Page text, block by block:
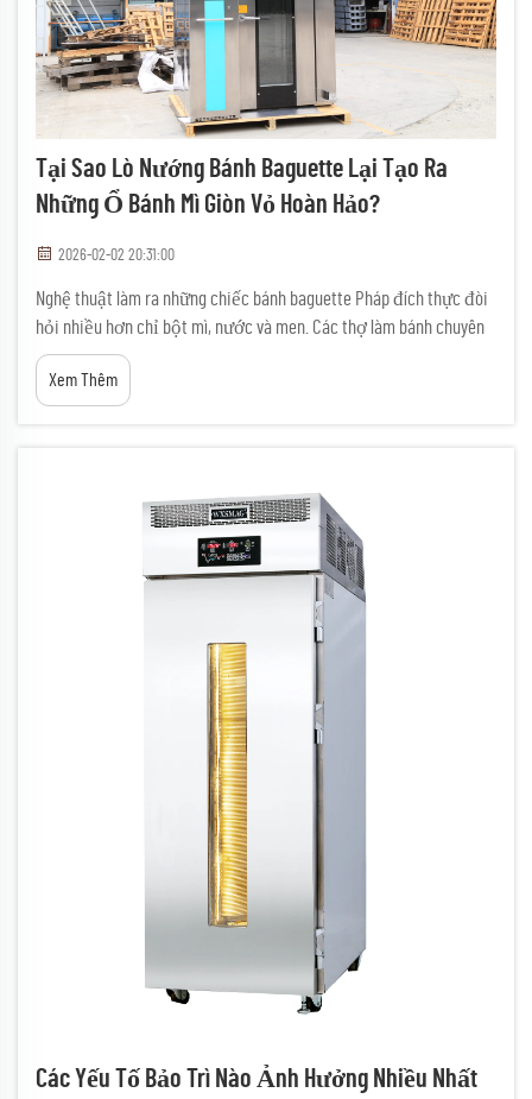
Tại Sao Lò Nướng Bánh Baguette Lại Tạo Ra
Những Ổ Bánh Mì Giòn Vỏ Hoàn Hảo?
2026-02-02 20:31:00
Nghệ thuật làm ra những chiếc bánh baguette Pháp đích thực đòi
hỏi nhiều hơn chỉ bột mì, nước và men. Các thợ làm bánh chuyên
nghiệp hiểu rằng việc đạt được lớp vỏ vàng óng hoàn hảo cùng
phần ruột xốp nhẹ phụ thuộc rất lớn vào thiết bị chuyên dụng
được thiết kế đặc biệt cho...
Xem Thêm
Các Yếu Tố Bảo Trì Nào Ảnh Hưởng Nhiều Nhất